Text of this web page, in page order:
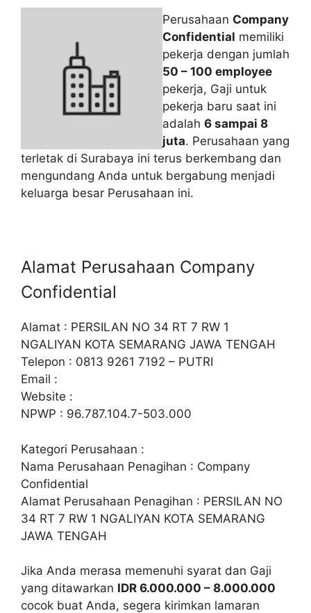
Perusahaan Company
Confidential memiliki
pekerja dengan jumlah
50 – 100 employee
pekerja, Gaji untuk
pekerja baru saat ini
adalah 6 sampai 8
juta. Perusahaan yang
terletak di Surabaya ini terus berkembang dan
mengundang Anda untuk bergabung menjadi
keluarga besar Perusahaan ini.
Alamat Perusahaan Company
Confidential
Alamat : PERSILAN NO 34 RT 7 RW 1
NGALIYAN KOTA SEMARANG JAWA TENGAH
Telepon : 0813 9261 7192 – PUTRI
Email :
Website :
NPWP : 96.787.104.7-503.000
Kategori Perusahaan :
Nama Perusahaan Penagihan : Company
Confidential
Alamat Perusahaan Penagihan : PERSILAN NO
34 RT 7 RW 1 NGALIYAN KOTA SEMARANG
JAWA TENGAH
Jika Anda merasa memenuhi syarat dan Gaji
yang ditawarkan IDR 6.000.000 – 8.000.000
cocok buat Anda, segera kirimkan lamaran